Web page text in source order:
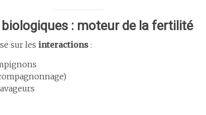
: moteur de la fertilité
sur les interactions :